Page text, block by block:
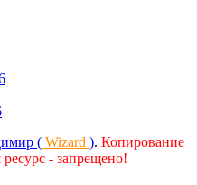
( Wizard ). Копирование
- запрещено!